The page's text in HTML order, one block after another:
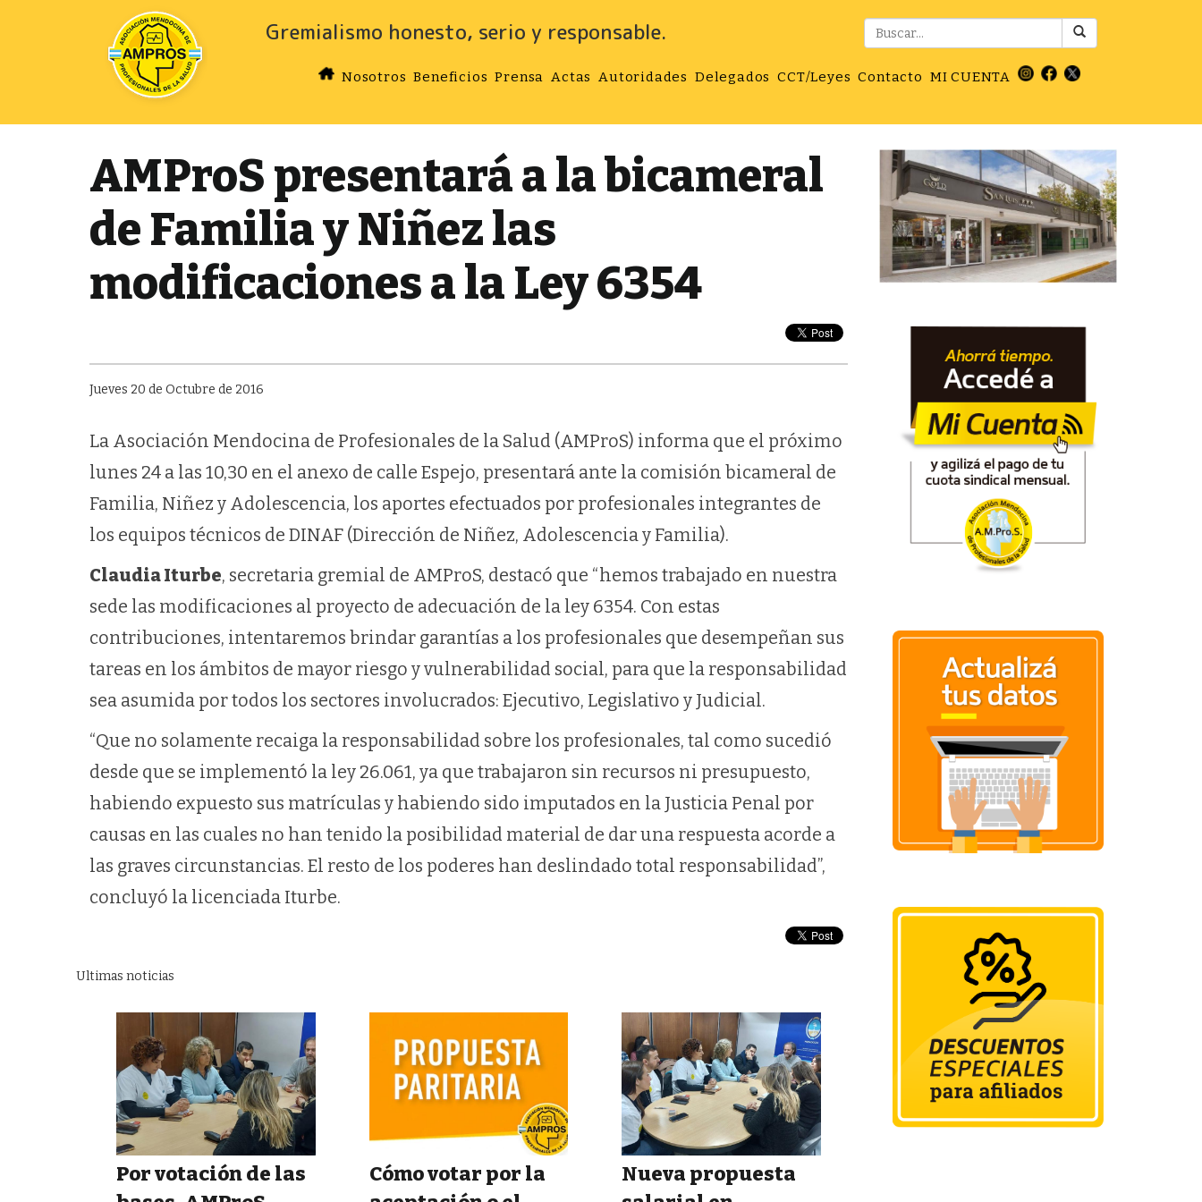
Gremialismo honesto, serio y responsable.
Nosotros Beneficios Prensa Actas Autoridades Delegados CCT/Leyes Contacto MI CUENTA
AMProS presentará a la bicameral
de Familia y Niñez las
modificaciones a la Ley 6354
Jueves 20 de Octubre de 2016
La Asociación Mendocina de Profesionales de la Salud (AMProS) informa que el próximo
lunes 24 a las 10,30 en el anexo de calle Espejo, presentará ante la comisión bicameral de
Familia, Niñez y Adolescencia, los aportes efectuados por profesionales integrantes de
los equipos técnicos de DINAF (Dirección de Niñez, Adolescencia y Familia).
Claudia Iturbe, secretaria gremial de AMProS, destacó que “hemos trabajado en nuestra
sede las modificaciones al proyecto de adecuación de la ley 6354. Con estas
contribuciones, intentaremos brindar garantías a los profesionales que desempeñan sus
tareas en los ámbitos de mayor riesgo y vulnerabilidad social, para que la responsabilidad
sea asumida por todos los sectores involucrados: Ejecutivo, Legislativo y Judicial.
“Que no solamente recaiga la responsabilidad sobre los profesionales, tal como sucedió
desde que se implementó la ley 26.061, ya que trabajaron sin recursos ni presupuesto,
habiendo expuesto sus matrículas y habiendo sido imputados en la Justicia Penal por
causas en las cuales no han tenido la posibilidad material de dar una respuesta acorde a
las graves circunstancias. El resto de los poderes han deslindado total responsabilidad”,
concluyó la licenciada Iturbe.
Ultimas noticias
Por votación de las
Cómo votar por la
Nueva propuesta